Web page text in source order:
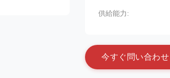
供給能力:
今す ぐ 問い合わせ